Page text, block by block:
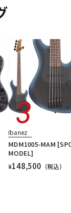
ーディング機器
アクセサリ
ィンテージ
Ibanez
MDM1005-MAM
MODEL]
¥148,500 （税込）